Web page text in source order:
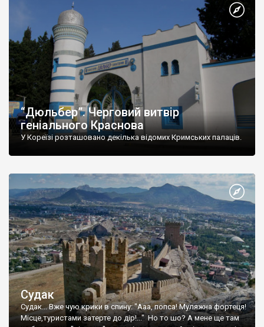
“Дюльбер”. Черговий витвір
геніального Краснова
У Кореїзі розташовано декілька відомих Кримських палаців.
Судак
Судак... Вже чую крики в спину: "Ааа, попса! Муляжна фортеця!
Місце,туристами затерте до дір!..." Но то шо? А мене ще там